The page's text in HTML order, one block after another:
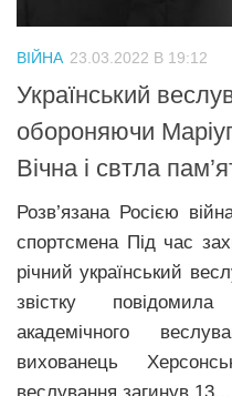
ВІЙНА 23.03.2022 В 19:12
Український
обороняючи
Вічна і свтла
Розв’язана Росією
спортсмена Під час
річний український
звістку
академічного
вихованець
веслування загинув 13...